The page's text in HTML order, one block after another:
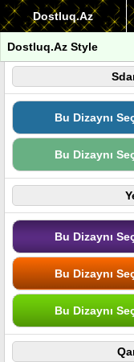
Dostluq.Az
Dostluq.Az Style
Bu Dizaynı
Bu Dizaynı
Bu Dizaynı
Bu Dizaynı
Bu Dizaynı